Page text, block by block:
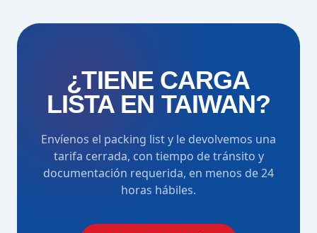
¿TIENE CARGA
LISTA EN TAIWAN?
Envíenos el packing list y le devolvemos una
tarifa cerrada, con tiempo de tránsito y
documentación requerida, en menos de 24
horas hábiles.